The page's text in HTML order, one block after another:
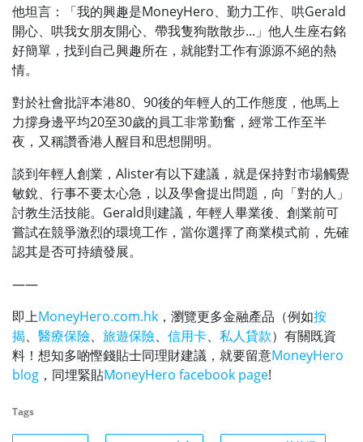
他坦言：「我的興趣是MoneyHero、勤力工作、哄Gerald
開心、哄我女朋友開心、帶我隻狗散散步...」他人生座右銘
好簡單，找到自己興趣所在，就能對工作有源源不絕的熱
情。
對於社會批評本港80、90後的年輕人的工作態度，他馬上
力撐身邊平均20至30歲的員工非常勤奮，經常工作至半
夜，又稱讚香港人醒目和思想開明。
談到年輕人創業，Alister有以下建議，就是保持對市場觸覺
敏銳、行事不要太心急，以及學會提出問題，向「對的人」
討教生活技能。Gerald則建議，年輕人畢業後、創業前可
嘗試在競爭激烈的環境工作，當你選擇了商業模式前，先確
認其是否可持續發展。
——
即上MoneyHero.com.hk ，瀏覽更多金融產品（例如按
揭、 醫療保險、 旅遊保險、 信用卡、 私人貸款）有關既資
料！想知多啲慳錢貼士同理財建議，就要留意MoneyHero
blog ，同埋緊貼MoneyHero facebook page!
Tags